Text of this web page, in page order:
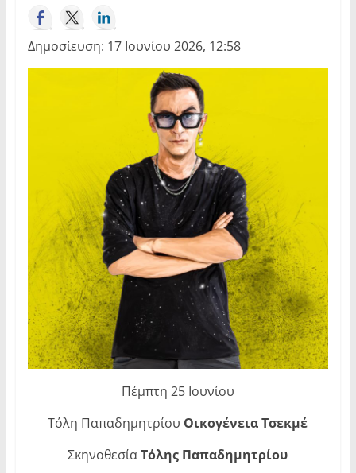
Δημοσίευση: 17 Ιουνίου 2026, 12:58
Πέμπτη 25 Ιουνίου
Τόλη Παπαδημητρίου Οικογένεια Τσεκμέ
ΣκηνοθεσίαΤόλης Παπαδημητρίου